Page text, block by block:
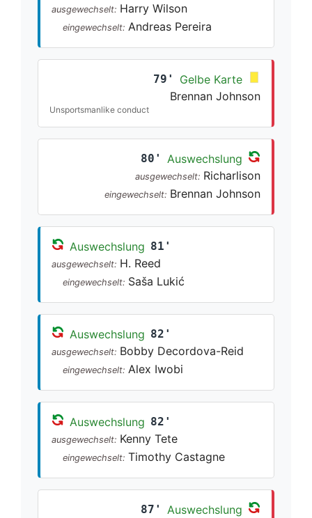
ausgewechselt: Harry Wilson
eingewechselt: Andreas Pereira
79'
Gelbe Karte
Brennan Johnson
Unsportsmanlike conduct
80' Auswechslung
ausgewechselt: Richarlison
eingewechselt: Brennan Johnson
Auswechslung 81'
ausgewechselt: H. Reed
eingewechselt: Saša Lukić
Auswechslung 82'
ausgewechselt: Bobby Decordova-Reid
eingewechselt: Alex Iwobi
Auswechslung 82'
ausgewechselt: Kenny Tete
eingewechselt: Timothy Castagne
87' Auswechslung